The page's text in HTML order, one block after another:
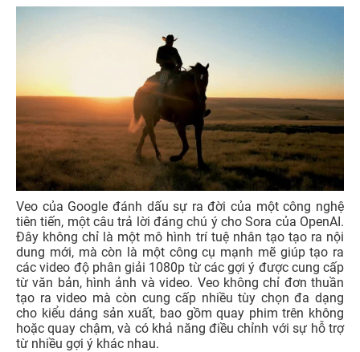
Veo của Google đánh dấu sự ra đời của một công nghệ
tiên tiến, một câu trả lời đáng chú ý cho Sora của OpenAI.
Đây không chỉ là một mô hình trí tuệ nhân tạo tạo ra nội
dung mới, mà còn là một công cụ mạnh mẽ giúp tạo ra
các video độ phân giải 1080p từ các gợi ý được cung cấp
từ văn bản, hình ảnh và video. Veo không chỉ đơn thuần
tạo ra video mà còn cung cấp nhiều tùy chọn đa dạng
cho kiểu dáng sản xuất, bao gồm quay phim trên không
hoặc quay chậm, và có khả năng điều chỉnh với sự hỗ trợ
từ nhiều gợi ý khác nhau.